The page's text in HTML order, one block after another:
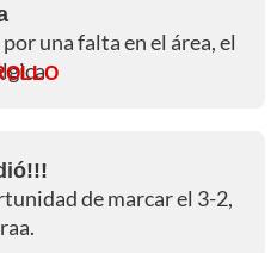
una falta en el área, el
de marcar el 3-2,